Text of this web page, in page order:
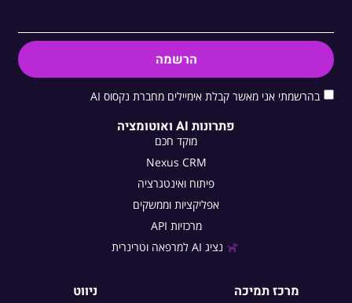
ניווט
פתרונות AI ואוטומציה
מוקד חכם
Nexus CRM
פיתוח ואינטגרציה
אפליקציות וממשקים
מרכזיות API
נציג AI למרפאה וטרינרית
מרכז תמיכה
בהרשמתי אני מאשר קבלת אימיילים מחברת נקסוס AI
הרשמה